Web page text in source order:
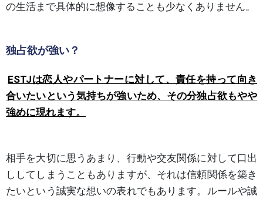
の生活まで具体的に想像することも少なくありません。
独占欲が強い？
ESTJは恋人やパートナーに対して、責任を持って向き
合いたいという気持ちが強いため、その分独占欲もやや
強めに現れます。
相手を大切に思うあまり、行動や交友関係に対して口出
ししてしまうこともありますが、それは信頼関係を築き
たいという誠実な想いの表れでもあります。ルールや誠